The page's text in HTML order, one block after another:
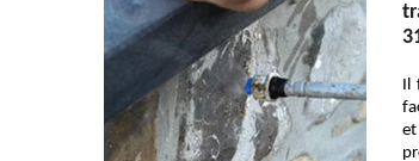
Il
et